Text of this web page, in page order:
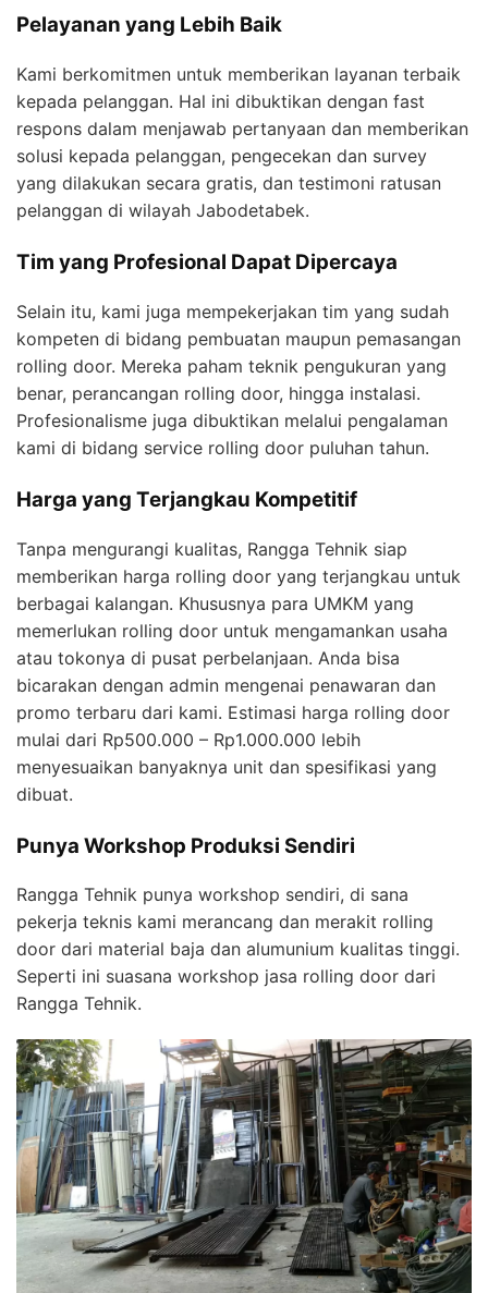
Pelayanan yang Lebih Baik
Kami berkomitmen untuk memberikan layanan terbaik
kepada pelanggan. Hal ini dibuktikan dengan fast
respons dalam menjawab pertanyaan dan memberikan
solusi kepada pelanggan, pengecekan dan survey
yang dilakukan secara gratis, dan testimoni ratusan
pelanggan di wilayah Jabodetabek.
Tim yang Profesional Dapat Dipercaya
Selain itu, kami juga mempekerjakan tim yang sudah
kompeten di bidang pembuatan maupun pemasangan
rolling door. Mereka paham teknik pengukuran yang
benar, perancangan rolling door, hingga instalasi.
Profesionalisme juga dibuktikan melalui pengalaman
kami di bidang service rolling door puluhan tahun.
Harga yang Terjangkau Kompetitif
Tanpa mengurangi kualitas, Rangga Tehnik siap
memberikan harga rolling door yang terjangkau untuk
berbagai kalangan. Khususnya para UMKM yang
memerlukan rolling door untuk mengamankan usaha
atau tokonya di pusat perbelanjaan. Anda bisa
bicarakan dengan admin mengenai penawaran dan
promo terbaru dari kami. Estimasi harga rolling door
mulai dari Rp500.000 – Rp1.000.000 lebih
menyesuaikan banyaknya unit dan spesifikasi yang
dibuat.
Punya Workshop Produksi Sendiri
Rangga Tehnik punya workshop sendiri, di sana
pekerja teknis kami merancang dan merakit rolling
door dari material baja dan alumunium kualitas tinggi.
Seperti ini suasana workshop jasa rolling door dari
Rangga Tehnik.